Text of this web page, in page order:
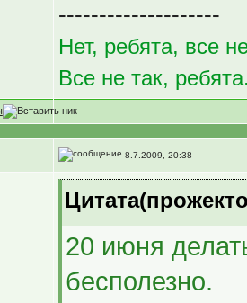
--------------------
Нет, ребята, все
Все не так,
8.7.2009, 20:38
20 июня
бесполезно.